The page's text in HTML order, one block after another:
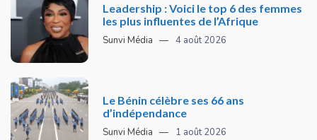
Leadership : Voici le top 6 des femmes
les plus influentes de l’Afrique
Sunvi Média 4 août 2026
Le Bénin célèbre ses 66 ans
d’indépendance
Sunvi Média 1 août 2026